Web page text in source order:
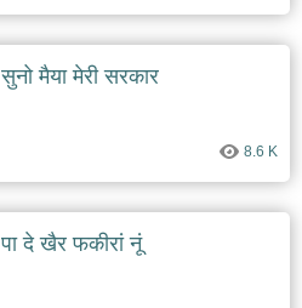
सुनो मैया मेरी सरकार
8.6 K
पा दे खैर फकीरां नूं